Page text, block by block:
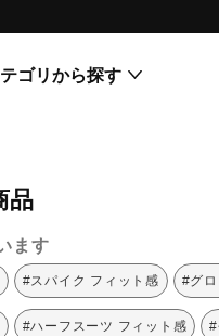
ゴリから探す
WP
WP
品
ます
#スパイク フィット感 #グ
#ハーフスーツ フィット感